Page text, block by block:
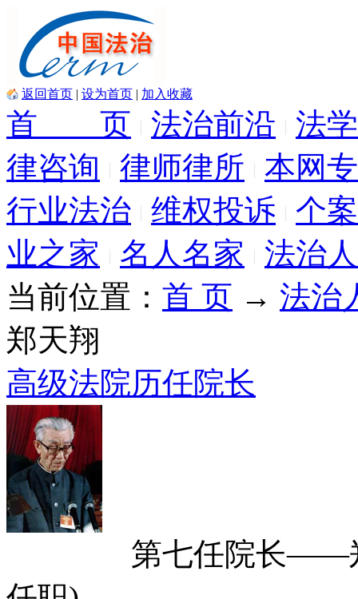
返回首页 | 设为首页 | 加入收藏
首 页 法治前沿
法
律咨询
律师律所
本网
行业法治 维权投诉
个
业之家
名人名家
法治
当前位置： 首 页 → 法治
郑天翔
高级法院历任院长
第七任院长——郑天